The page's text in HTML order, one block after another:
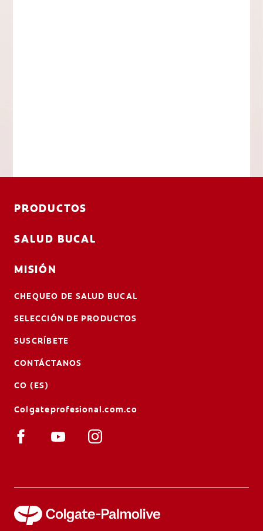
PRODUCTOS
SALUD BUCAL
MISIÓN
CHEQUEO DE SALUD BUCAL
SELECCIÓN DE PRODUCTOS
SUSCRÍBETE
CONTÁCTANOS
CO (ES)
Colgateprofesional.com.co